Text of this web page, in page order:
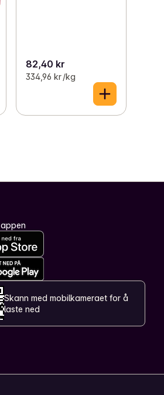
82,40 kr
334,96 kr /kg
Skann med mobilkameraet for å
laste ned